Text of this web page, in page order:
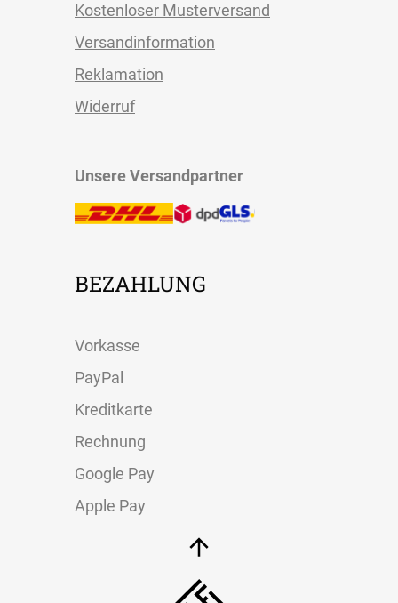
Kostenloser Musterversand
Versandinformation
Reklamation
Widerruf
Unsere Versandpartner
BEZAHLUNG
Vorkasse
PayPal
Kreditkarte
Rechnung
Google Pay
Apple Pay